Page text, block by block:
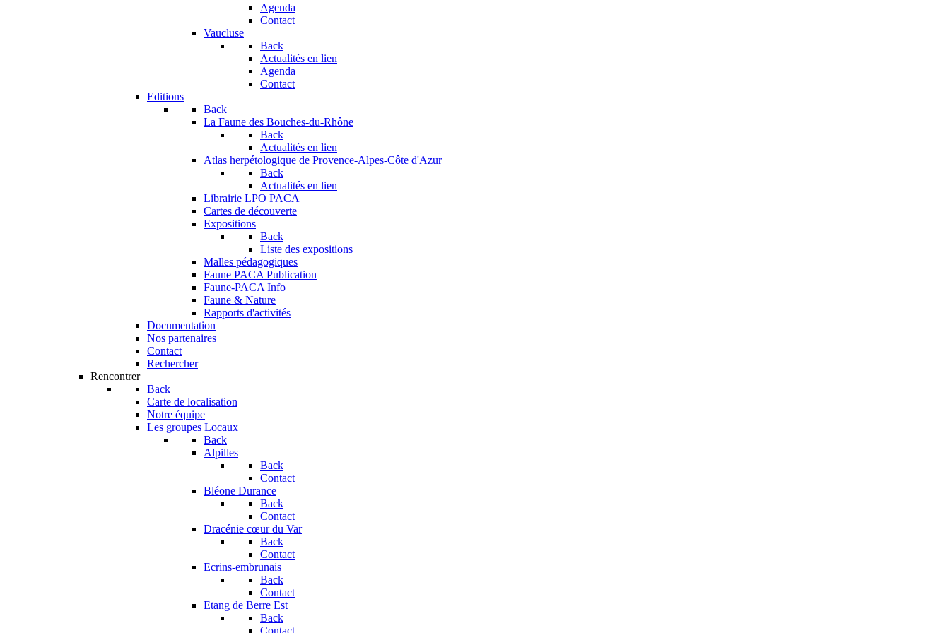
Agenda
Contact
Vaucluse
Back
Actualités en lien
Agenda
Contact
Editions
Back
La Faune des Bouches-du-Rhône
Back
Actualités en lien
Atlas herpétologique de Provence-Alpes-Côte d'Azur
Back
Actualités en lien
Librairie LPO PACA
Cartes de découverte
Expositions
Back
Liste des expositions
Malles pédagogiques
Faune PACA Publication
Faune-PACA Info
Faune & Nature
Rapports d'activités
Documentation
Nos partenaires
Contact
Rechercher
Rencontrer
Back
Carte de localisation
Notre équipe
Les groupes Locaux
Back
Alpilles
Back
Contact
Bléone Durance
Back
Contact
Dracénie cœur du Var
Back
Contact
Ecrins-embrunais
Back
Contact
Etang de Berre Est
Back
Contact